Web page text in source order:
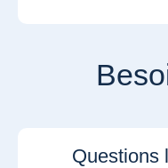
Questions